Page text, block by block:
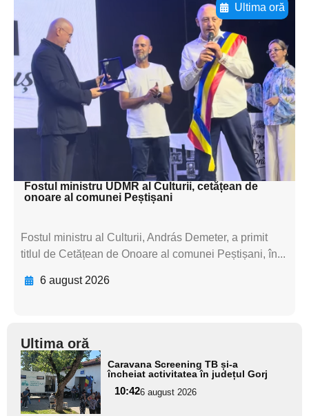
Ultima oră
Adaugă aici textul pentru
subtitluAdaugă aici
textul pentru
subtitluAdaugă aici
textul pentru
subtitluAdaugă aici
textul pentru subti
Fostul ministru UDMR al Culturii, cetățean de
onoare al comunei Peștișani
Fostul ministru al Culturii, András Demeter, a primit
titlul de Cetățean de Onoare al comunei Peștișani, în...
6 august 2026
Ultima oră
Adaugă
aici textul
pentru
subtitlu
Caravana Screening TB și-a
încheiat activitatea în județul Gorj
10:426 august 2026